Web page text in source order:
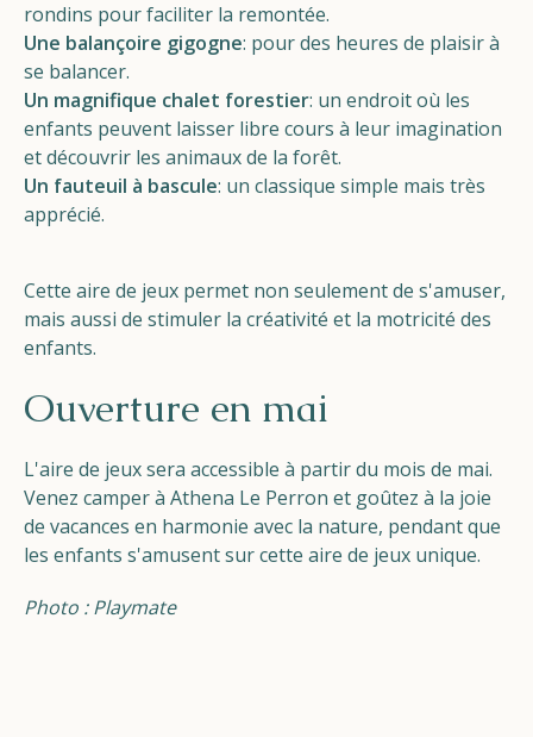
rondins pour faciliter la remontée.
Une balançoire gigogne: pour des heures de plaisir à
se balancer.
Un magnifique chalet forestier: un endroit où les
enfants peuvent laisser libre cours à leur imagination
et découvrir les animaux de la forêt.
Un fauteuil à bascule: un classique simple mais très
apprécié.
Cette aire de jeux permet non seulement de s'amuser,
mais aussi de stimuler la créativité et la motricité des
enfants.
Ouverture en mai
L'aire de jeux sera accessible à partir du mois de mai.
Venez camper à Athena Le Perron et goûtez à la joie
de vacances en harmonie avec la nature, pendant que
les enfants s'amusent sur cette aire de jeux unique.
Photo : Playmate